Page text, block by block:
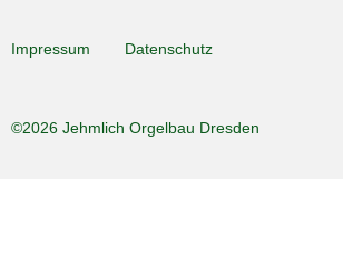
Impressum Datenschutz
©2026 Jehmlich Orgelbau Dresden